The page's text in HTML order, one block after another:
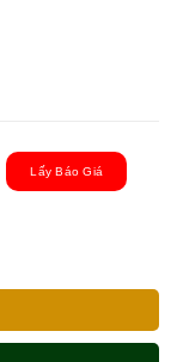
Lấy Báo Giá